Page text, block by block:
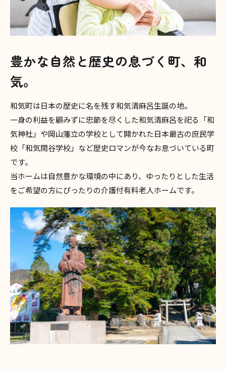
豊かな自然と歴史の息づく町、和
気。
和気町は日本の歴史に名を残す和気清麻呂生誕の地。
一身の利益を顧みずに忠節を尽くした和気清麻呂を祀る「和
気神社」や岡山藩立の学校として開かれた日本最古の庶民学
校「和気閑谷学校」など歴史ロマンが今なお息づいている町
です。
当ホームは自然豊かな環境の中にあり、ゆったりとした生活
をご希望の方にぴったりの介護付有料老人ホームです。